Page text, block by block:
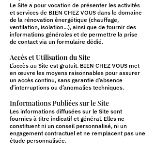
Le Site a pour vocation de présenter les activités
et services de BIEN CHEZ VOUS dans le domaine
de la rénovation énergétique (chauffage,
ventilation, isolation...), ainsi que de fournir des
informations générales et de permettre la prise
de contact via un formulaire dédié.
Accès et Utilisation du Site
L’accès au Site est gratuit. BIEN CHEZ VOUS met
en œuvre les moyens raisonnables pour assurer
un accès continu, sans garantie d’absence
d’interruptions ou d’anomalies techniques.
Informations Publiées sur le Site
Les informations diffusées sur le Site sont
fournies à titre indicatif et général. Elles ne
constituent ni un conseil personnalisé, ni un
engagement contractuel et ne remplacent pas une
étude personnalisée.